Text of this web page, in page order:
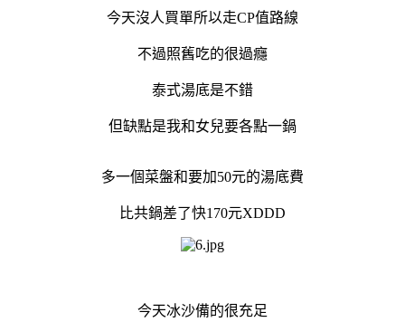
今天沒人買單所以走CP值路線
不過照舊吃的很過癮
泰式湯底是不錯
但缺點是我和女兒要各點一鍋
多一個菜盤和要加50元的湯底費
比共鍋差了快170元XDDD
今天冰沙備的很充足